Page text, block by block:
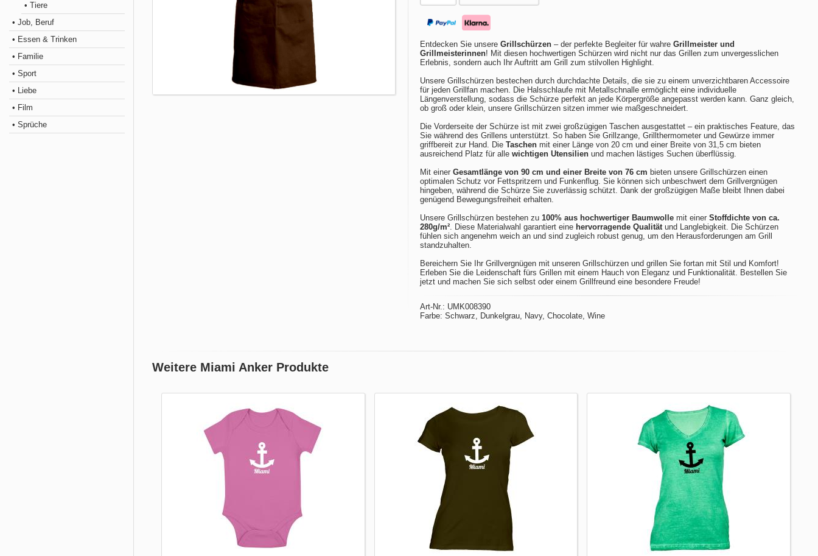
• Tiere
• Job, Beruf
• Essen & Trinken
• Familie
• Sport
• Liebe
• Film
• Sprüche
Entdecken Sie unsere Grillschürzen – der perfekte Begleiter für wahre Grillmeister und
Grillmeisterinnen! Mit diesen hochwertigen Schürzen wird nicht nur das Grillen zum unvergesslichen
Erlebnis, sondern auch Ihr Auftritt am Grill zum stilvollen Highlight.
Unsere Grillschürzen bestechen durch durchdachte Details, die sie zu einem unverzichtbaren Accessoire
für jeden Grillfan machen. Die Halsschlaufe mit Metallschnalle ermöglicht eine individuelle
Längenverstellung, sodass die Schürze perfekt an jede Körpergröße angepasst werden kann. Ganz gleich,
ob groß oder klein, unsere Grillschürzen sitzen immer wie maßgeschneidert.
Die Vorderseite der Schürze ist mit zwei großzügigen Taschen ausgestattet – ein praktisches Feature, das
Sie während des Grillens unterstützt. So haben Sie Grillzange, Grillthermometer und Gewürze immer
griffbereit zur Hand. Die Taschen mit einer Länge von 20 cm und einer Breite von 31,5 cm bieten
ausreichend Platz für alle wichtigen Utensilien und machen lästiges Suchen überflüssig.
Mit einer Gesamtlänge von 90 cm und einer Breite von 76 cm bieten unsere Grillschürzen einen
optimalen Schutz vor Fettspritzern und Funkenflug. Sie können sich unbeschwert dem Grillvergnügen
hingeben, während die Schürze Sie zuverlässig schützt. Dank der großzügigen Maße bleibt Ihnen dabei
genügend Bewegungsfreiheit erhalten.
Unsere Grillschürzen bestehen zu 100% aus hochwertiger Baumwolle mit einer Stoffdichte von ca.
280g/m² . Diese Materialwahl garantiert eine hervorragende Qualität und Langlebigkeit. Die Schürzen
fühlen sich angenehm weich an und sind zugleich robust genug, um den Herausforderungen am Grill
standzuhalten.
Bereichern Sie Ihr Grillvergnügen mit unseren Grillschürzen und grillen Sie fortan mit Stil und Komfort!
Erleben Sie die Leidenschaft fürs Grillen mit einem Hauch von Eleganz und Funktionalität. Bestellen Sie
jetzt und machen Sie sich selbst oder einem Grillfreund eine besondere Freude!
Art-Nr.: UMK008390
Farbe: Schwarz, Dunkelgrau, Navy, Chocolate, Wine
Weitere Miami Anker Produkte